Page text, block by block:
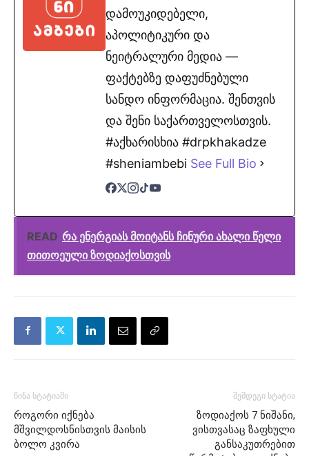
დამოუკიდებელი,
აპოლიტიკური და
ნეიტრალური მედია —
ფაქტებზე დაფუძნებული
სანდო ინფორმაცია. შენთვის
და შენი საქართველოსთვის.
#აქხარისხია #drpkhakadze
#sheniambebi See Full Bio
READ რა ენერგიას მოიტანს ჩინური ახალი წელი
თითოეული ზოდიაქოსთვის
წინა სტატიაში
როგორი იქნება
მშვილდოსნისთვის მაისის
ბოლო კვირა
შემდეგი სტატია
ზოდიაქოს 7 ნიშანი,
ვისთვასაც ზაფხული
განსაკუთრებით